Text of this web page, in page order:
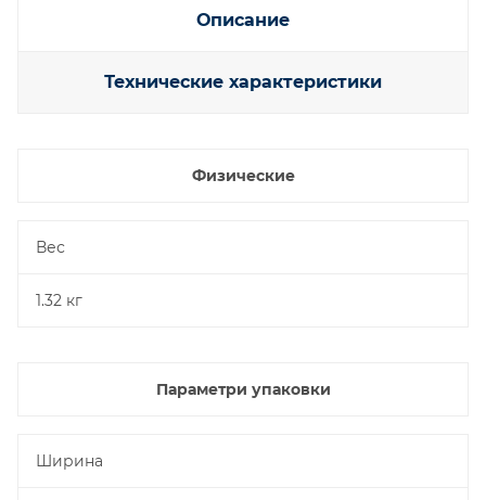
Описание
Технические характеристики
Физические
Вес
1.32 кг
Параметри упаковки
Ширина